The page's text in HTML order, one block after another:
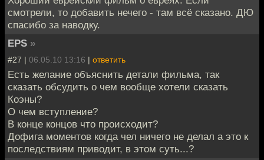
смотрели, то добавить нечего - там всё сказано. ДЮ
спасибо за наводку.
EPS »
#27 | 06.05.10 13:16 | ответить
Есть желание объяснить детали фильма, так
сказать обсудить о чем вообще хотели сказать
Коэны?
О чем вступление?
В конце концов что происходит?
Дофига моментов когда чел ничего не делал а это к
последствиям приводит, в этом суть...?